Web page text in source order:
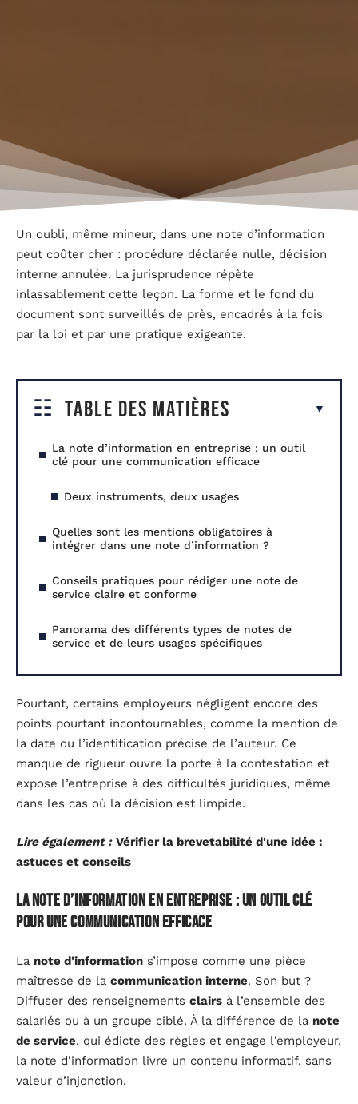
Un oubli, même mineur, dans une note d’information
peut coûter cher : procédure déclarée nulle, décision
interne annulée. La jurisprudence répète
inlassablement cette leçon. La forme et le fond du
document sont surveillés de près, encadrés à la fois
par la loi et par une pratique exigeante.
Table des matières
La note d’information en entreprise : un outil
clé pour une communication efficace
Deux instruments, deux usages
Quelles sont les mentions obligatoires à
intégrer dans une note d’information ?
Conseils pratiques pour rédiger une note de
service claire et conforme
Panorama des différents types de notes de
service et de leurs usages spécifiques
Pourtant, certains employeurs négligent encore des
points pourtant incontournables, comme la mention de
la date ou l’identification précise de l’auteur. Ce
manque de rigueur ouvre la porte à la contestation et
expose l’entreprise à des difficultés juridiques, même
dans les cas où la décision est limpide.
Lire également : Vérifier la brevetabilité d'une idée :
astuces et conseils
La note d’information en entreprise : un outil clé
pour une communication efficace
La note d’information s’impose comme une pièce
maîtresse de la communication interne. Son but ?
Diffuser des renseignements clairs à l’ensemble des
salariés ou à un groupe ciblé. À la différence de la note
de service, qui édicte des règles et engage l’employeur,
la note d’information livre un contenu informatif, sans
valeur d’injonction.